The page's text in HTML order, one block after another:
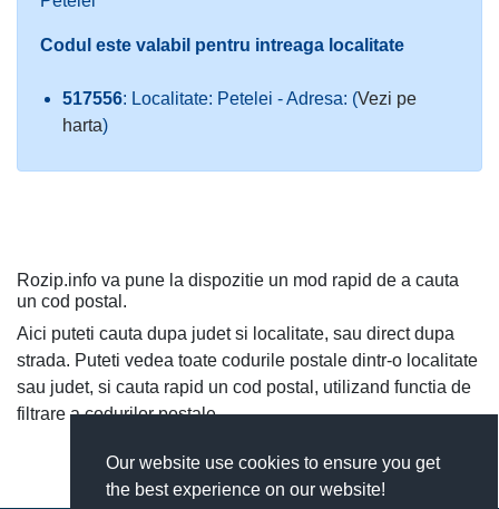
Our website use cookies to ensure you get
the best experience on our website!
Codul este valabil pentru intreaga localitate
517556: Localitate: Petelei - Adresa: (Vezi pe
harta)
Rozip.info va pune la dispozitie un mod rapid de a cauta
un cod postal.
Aici puteti cauta dupa judet si localitate, sau direct dupa
strada. Puteti vedea toate codurile postale dintr-o localitate
sau judet, si cauta rapid un cod postal, utilizand functia de
filtrare a codurilor postale.